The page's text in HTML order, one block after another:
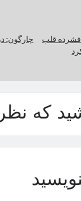
قلب
چارگون:
که